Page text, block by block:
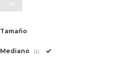
OK
Tamaño
Mediano (2)